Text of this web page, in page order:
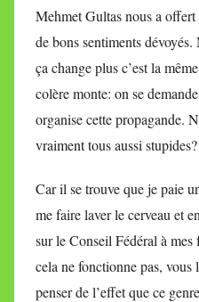
Mehmet Gultas nous a offert
de bons sentiments
ça change plus c’est la
colère monte: on se
organise cette propagande.
vraiment tous aussi stupides?
Car il se trouve que je paie
me faire laver le cerveau et
sur le Conseil Fédéral à
cela ne fonctionne pas, vous
penser de l’effet que ce